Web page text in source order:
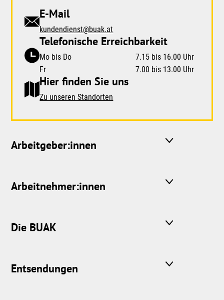
E-Mail
kundendienst@buak.at
Telefonische Erreichbarkeit
Mo bis Do
7.15 bis 16.00 Uhr
Fr
7.00 bis 13.00 Uhr
Hier finden Sie uns
Zu unseren Standorten
Arbeitgeber:innen
Arbeitnehmer:innen
Die BUAK
Entsendungen